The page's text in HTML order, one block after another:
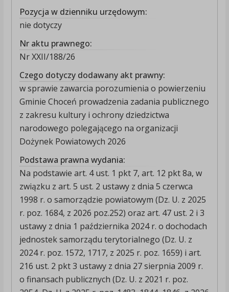
Pozycja w dzienniku urzędowym:
nie dotyczy
Nr aktu prawnego:
Nr XXII/188/26
Czego dotyczy dodawany akt prawny:
w sprawie zawarcia porozumienia o powierzeniu
Gminie Choceń prowadzenia zadania publicznego
z zakresu kultury i ochrony dziedzictwa
narodowego polegającego na organizacji
Dożynek Powiatowych 2026
Podstawa prawna wydania:
Na podstawie art. 4 ust. 1 pkt 7, art. 12 pkt 8a, w
związku z art. 5 ust. 2 ustawy z dnia 5 czerwca
1998 r. o samorządzie powiatowym (Dz. U. z 2025
r. poz. 1684, z 2026 poz.252) oraz art. 47 ust. 2 i 3
ustawy z dnia 1 października 2024 r. o dochodach
jednostek samorządu terytorialnego (Dz. U. z
2024 r. poz. 1572, 1717, z 2025 r. poz. 1659) i art.
216 ust. 2 pkt 3 ustawy z dnia 27 sierpnia 2009 r.
o finansach publicznych (Dz. U. z 2021 r. poz.